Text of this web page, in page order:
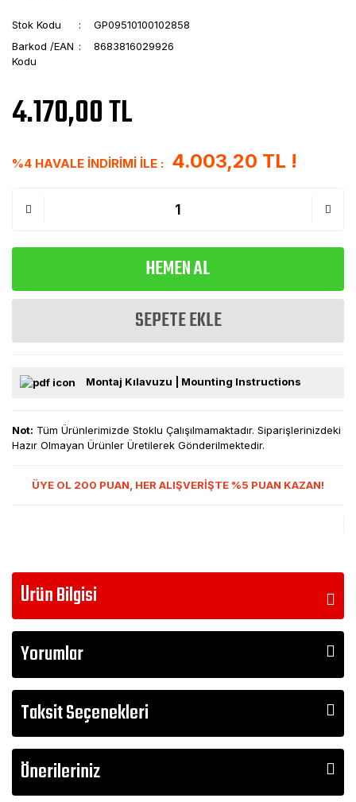
Stok Kodu
GP09510100102858
Barkod /EAN
Kodu
8683816029926
4.170,00 TL
%4 HAVALE İNDİRİMİ İLE : 4.003,20 TL !
HEMEN AL
SEPETE EKLE
Montaj Kılavuzu | Mounting Instructions
Not: Tüm Ürünlerimizde Stoklu Çalışılmamaktadır. Siparişlerinizdeki
Hazır Olmayan Ürünler Üretilerek Gönderilmektedir.
ÜYE OL 200 PUAN, HER ALIŞVERİŞTE %5 PUAN KAZAN!
Ürün Bilgisi
Yorumlar
Taksit Seçenekleri
Önerileriniz